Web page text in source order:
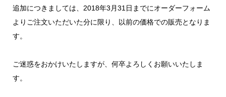
追加につきましては、2018年3月31日までにオーダーフォーム
よりご注文いただいた分に限り、以前の価格での販売となりま
す。
ご迷惑をおかけいたしますが、何卒よろしくお願いいたしま
す。